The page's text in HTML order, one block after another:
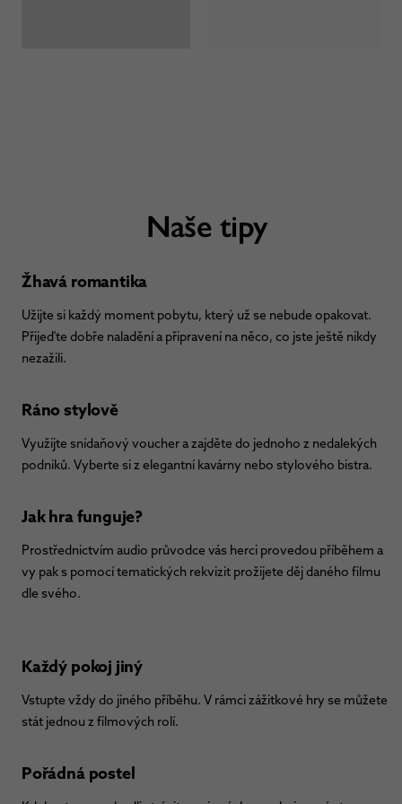
Naše tipy
Žhavá romantika
Užijte si každý moment pobytu, který už se nebude opakovat.
Přijeďte dobře naladění a připravení na něco, co jste ještě nikdy
nezažili.
Ráno stylově
Využijte snídaňový voucher a zajděte do jednoho z nedalekých
podniků. Vyberte si z elegantní kavárny nebo stylového bistra.
Jak hra funguje?
Prostřednictvím audio průvodce vás herci provedou příběhem a
vy pak s pomocí tematických rekvizit prožijete děj daného filmu
dle svého.
Každý pokoj jiný
Vstupte vždy do jiného příběhu. V rámci zážitkové hry se můžete
stát jednou z filmových rolí.
Pořádná postel